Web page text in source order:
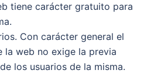
tiene carácter gratuito para
Con carácter general el
la web no exige la previa
los usuarios de la misma.